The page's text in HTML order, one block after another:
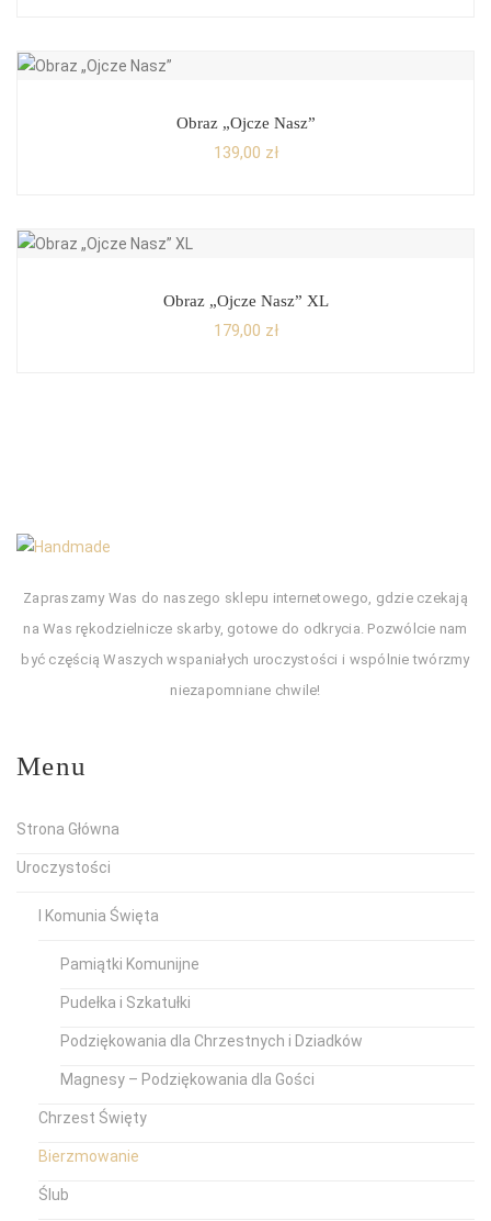
Obraz „Ojcze Nasz”
139,00 zł
Obraz „Ojcze Nasz” XL
179,00 zł
Zapraszamy Was do naszego sklepu internetowego, gdzie czekają
na Was rękodzielnicze skarby, gotowe do odkrycia. Pozwólcie nam
być częścią Waszych wspaniałych uroczystości i wspólnie twórzmy
niezapomniane chwile!
Menu
Strona Główna
Uroczystości
I Komunia Święta
Pamiątki Komunijne
Pudełka i Szkatułki
Podziękowania dla Chrzestnych i Dziadków
Magnesy – Podziękowania dla Gości
Chrzest Święty
Bierzmowanie
Ślub